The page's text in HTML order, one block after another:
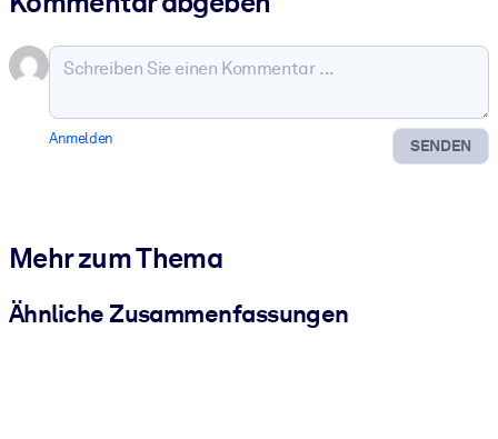
SENDEN
Anmelden
Mehr zum Thema
Ähnliche Zusammenfassungen